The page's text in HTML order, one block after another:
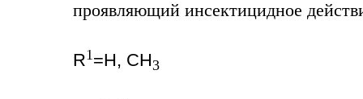
R1=H, CH3